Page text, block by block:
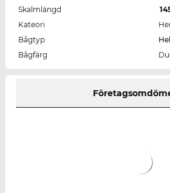
Skalmlängd
Kateori
Bågtyp
Bågfärg